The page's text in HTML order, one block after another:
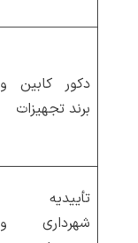
دکور کابین و
برند تجهیزات
تأییدیه
شهرداری و